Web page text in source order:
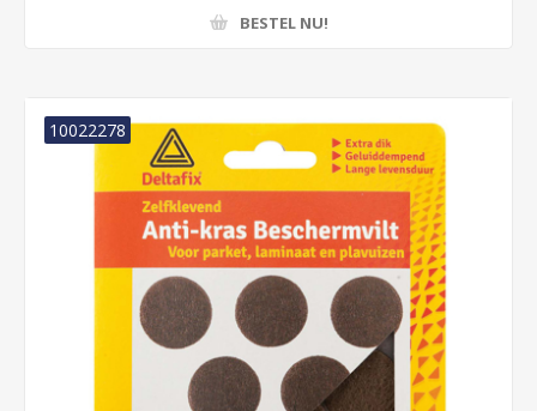
BESTEL NU!
10022278